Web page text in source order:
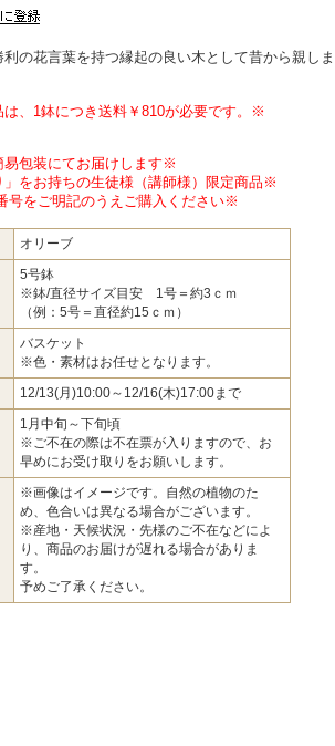
の花言葉を持つ縁起の良い木として昔から親し
、1鉢につき送料￥810が必要です。※
包装にてお届けします※
をお持ちの生徒様（講師様）限定商品※
号をご明記のうえご購入ください※
オリーブ
5号鉢
※鉢/直径サイズ目安 1号＝約3ｃｍ
（例：5号＝直径約15ｃｍ）
バスケット
※色・素材はお任せとなります。
12/13(月)10:00～12/16(木)17:00まで
1月中旬～下旬頃
※ご不在の際は不在票が入りますので、お
早めにお受け取りをお願いします。
※画像はイメージです。自然の植物のた
め、色合いは異なる場合がございます。
※産地・天候状況・先様のご不在などによ
り、商品のお届けが遅れる場合がありま
す。
予めご了承ください。